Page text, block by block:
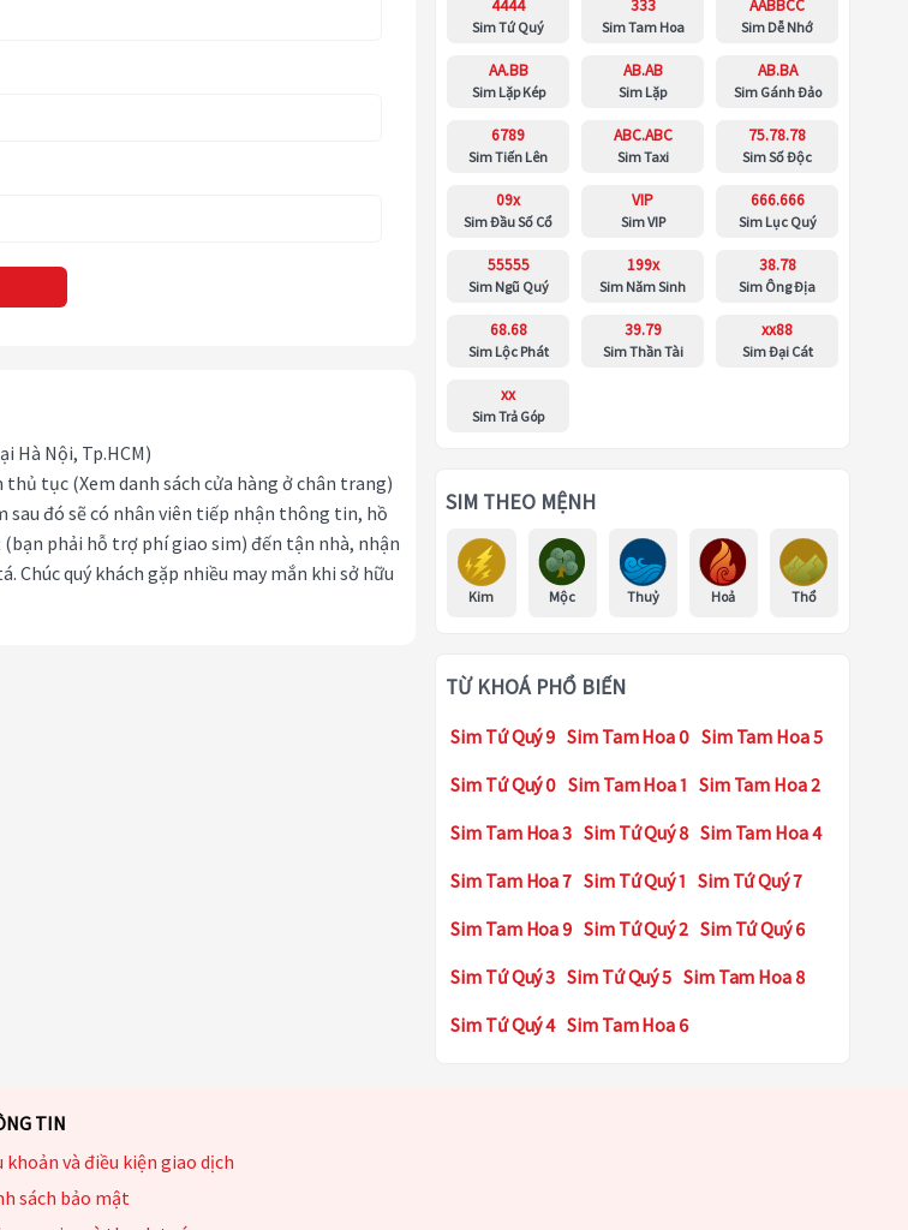
Hà Nội, Tp.HCM)
thủ tục (Xem danh sách cửa hàng ở chân trang)
đó sẽ có nhân viên tiếp nhận thông tin, hồ
phải hỗ trợ phí giao sim) đến tận nhà, nhận
quý khách gặp nhiều may mắn khi sở hữu
4444
Sim Tứ Quý
333
Sim Tam Hoa
AABBCC
Sim Dễ Nhớ
AA.BB
Sim Lặp Kép
AB.AB
Sim Lặp
AB.BA
Sim Gánh Đảo
6789
Sim Tiến Lên
ABC.ABC
Sim Taxi
75.78.78
Sim Số Độc
09x
Sim Đầu Số Cổ
VIP
Sim VIP
666.666
Sim Lục Quý
55555
Sim Ngũ Quý
199x
Sim Năm Sinh
38.78
Sim Ông Địa
68.68
Sim Lộc Phát
39.79
Sim Thần Tài
xx88
Sim Đại Cát
xx
Sim Trả Góp
SIM THEO MỆNH
Kim Mộc Thuỷ Hoả Thổ
TỪ KHOÁ PHỔ BIẾN
Sim Tứ Quý 9 Sim Tam Hoa 0 Sim Tam Hoa 5
Sim Tứ Quý 0 Sim Tam Hoa 1 Sim Tam Hoa 2
Sim Tam Hoa 3 Sim Tứ Quý 8 Sim Tam Hoa 4
Sim Tam Hoa 7 Sim Tứ Quý 1 Sim Tứ Quý 7
Sim Tam Hoa 9 Sim Tứ Quý 2 Sim Tứ Quý 6
Sim Tứ Quý 3 Sim Tứ Quý 5 Sim Tam Hoa 8
Sim Tứ Quý 4 Sim Tam Hoa 6
TIN
khoản và điều kiện giao dịch
sách bảo mật